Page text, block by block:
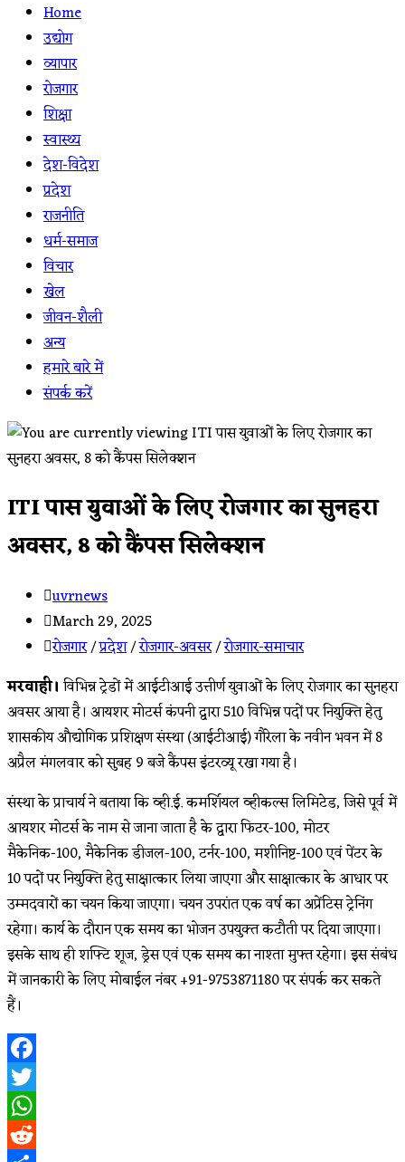
Home
उद्योग
व्यापार
रोजगार
शिक्षा
स्वास्थ्य
देश-विदेश
प्रदेश
राजनीति
धर्म-समाज
विचार
खेल
जीवन-शैली
अन्य
हमारे बारे में
संपर्क करें
ITI पास युवाओं के लिए रोजगार का सुनहरा
अवसर, 8 को कैंपस सिलेक्शन
Post
author:
uvrnews
Post
published:
March 29, 2025
Post
category:
रोजगार/प्रदेश/रोजगार-अवसर/रोजगार-समाचार
मरवाही। विभिन्न ट्रेडों में आईटीआई उत्तीर्ण युवाओं के लिए रोजगार का सुनहरा
अवसर आया है। आयशर मोटर्स कंपनी द्वारा 510 विभिन्न पदों पर नियुक्ति हेतु
शासकीय औद्योगिक प्रशिक्षण संस्था (आईटीआई) गौरेला के नवीन भवन में 8
अप्रैल मंगलवार को सुबह 9 बजे कैंपस इंटरव्यू रखा गया है।
संस्था के प्राचार्य ने बताया कि व्ही.ई. कमर्शियल व्हीकल्स लिमिटेड, जिसे पूर्व में
आयशर मोटर्स के नाम से जाना जाता है के द्वारा फिटर-100, मोटर
मैकेनिक-100, मैकेनिक डीजल-100, टर्नर-100, मशीनिष्ट-100 एवं पेंटर के
10 पदों पर नियुक्ति हेतु साक्षात्कार लिया जाएगा और साक्षात्कार के आधार पर
उम्मदवारों का चयन किया जाएगा। चयन उपरांत एक वर्ष का अप्रेंटिस ट्रेनिंग
रहेगा। कार्य के दौरान एक समय का भोजन उपयुक्त कटौती पर दिया जाएगा।
इसके साथ ही शफ्टि शूज, ड्रेस एवं एक समय का नाश्ता मुफ्त रहेगा। इस संबंध
में जानकारी के लिए मोबाईल नंबर +91-9753871180 पर संपर्क कर सकते
हैं।
Facebook
Twitter
WhatsApp